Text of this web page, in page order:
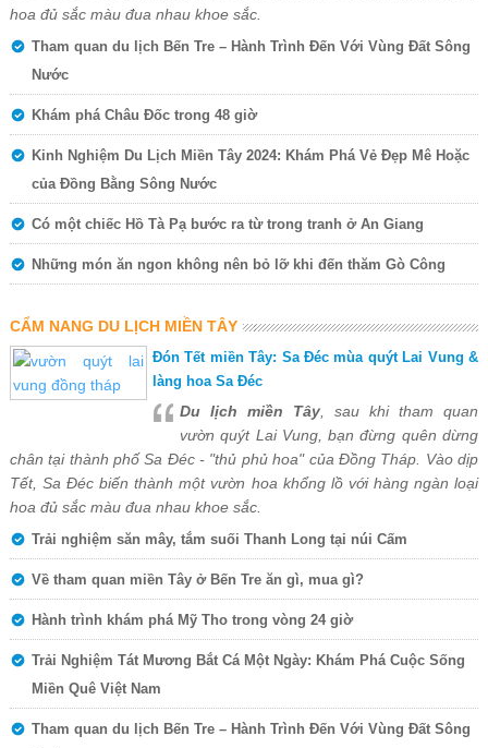
hoa đủ sắc màu đua nhau khoe sắc.
Tham quan du lịch Bến Tre – Hành Trình Đến Với Vùng Đất Sông
Nước
Khám phá Châu Đốc trong 48 giờ
Kinh Nghiệm Du Lịch Miền Tây 2024: Khám Phá Vẻ Đẹp Mê Hoặc
của Đồng Bằng Sông Nước
Có một chiếc Hồ Tà Pạ bước ra từ trong tranh ở An Giang
Những món ăn ngon không nên bỏ lỡ khi đến thăm Gò Công
CẨM NANG DU LỊCH MIỀN TÂY
Đón Tết miền Tây: Sa Đéc mùa quýt Lai Vung &
làng hoa Sa Đéc
Du lịch miền Tây , sau khi tham quan
vườn quýt Lai Vung, bạn đừng quên dừng
chân tại thành phố Sa Đéc - "thủ phủ hoa" của Đồng Tháp. Vào dịp
Tết, Sa Đéc biến thành một vườn hoa khổng lồ với hàng ngàn loại
hoa đủ sắc màu đua nhau khoe sắc.
Trải nghiệm săn mây, tắm suối Thanh Long tại núi Cấm
Về tham quan miền Tây ở Bến Tre ăn gì, mua gì?
Hành trình khám phá Mỹ Tho trong vòng 24 giờ
Trải Nghiệm Tát Mương Bắt Cá Một Ngày: Khám Phá Cuộc Sống
Miền Quê Việt Nam
Tham quan du lịch Bến Tre – Hành Trình Đến Với Vùng Đất Sông